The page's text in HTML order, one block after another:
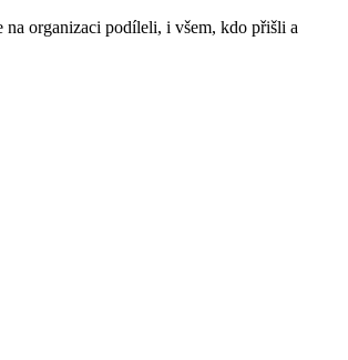
na organizaci podíleli, i všem, kdo přišli a